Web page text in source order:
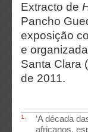
Extracto de
Pancho
exposição
e
Santa Clara
de 2011.
1.
‘A década
africanos,